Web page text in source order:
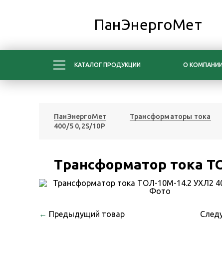
ПанЭнергоМет
КАТАЛОГ ПРОДУКЦИИ О
ПанЭнергоМет Трансформаторы тока
400/5 0,2S/10Р
Трансформатор тока
← Предыдущий товар